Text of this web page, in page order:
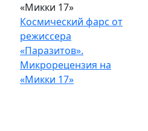
«Микки 17»
Космический фарс от
режиссера
«Паразитов».
Микрорецензия на
«Микки 17»